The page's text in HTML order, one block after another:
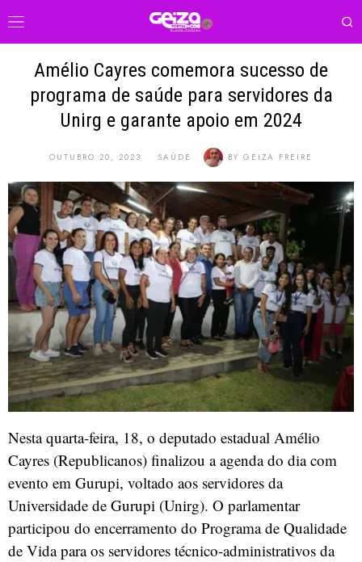
Amélio Cayres comemora sucesso de
programa de saúde para servidores da
Unirg e garante apoio em 2024
OUTUBRO 20, 2023 SAÚDE BY GEIZA FREIRE
Nesta quarta-feira, 18, o deputado estadual Amélio
Cayres (Republicanos) finalizou a agenda do dia com
evento em Gurupi, voltado aos servidores da
Universidade de Gurupi (Unirg). O parlamentar
participou do encerramento do Programa de Qualidade
de Vida para os servidores técnico-administrativos da